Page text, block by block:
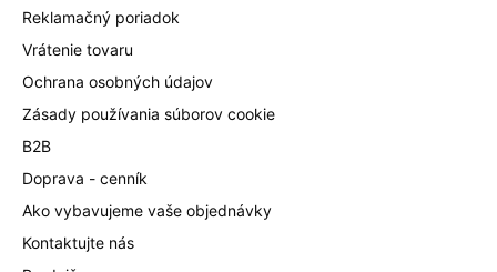
Reklamačný poriadok
Vrátenie tovaru
Ochrana osobných údajov
Zásady používania súborov cookie
B2B
Doprava - cenník
Ako vybavujeme vaše objednávky
Kontaktujte nás